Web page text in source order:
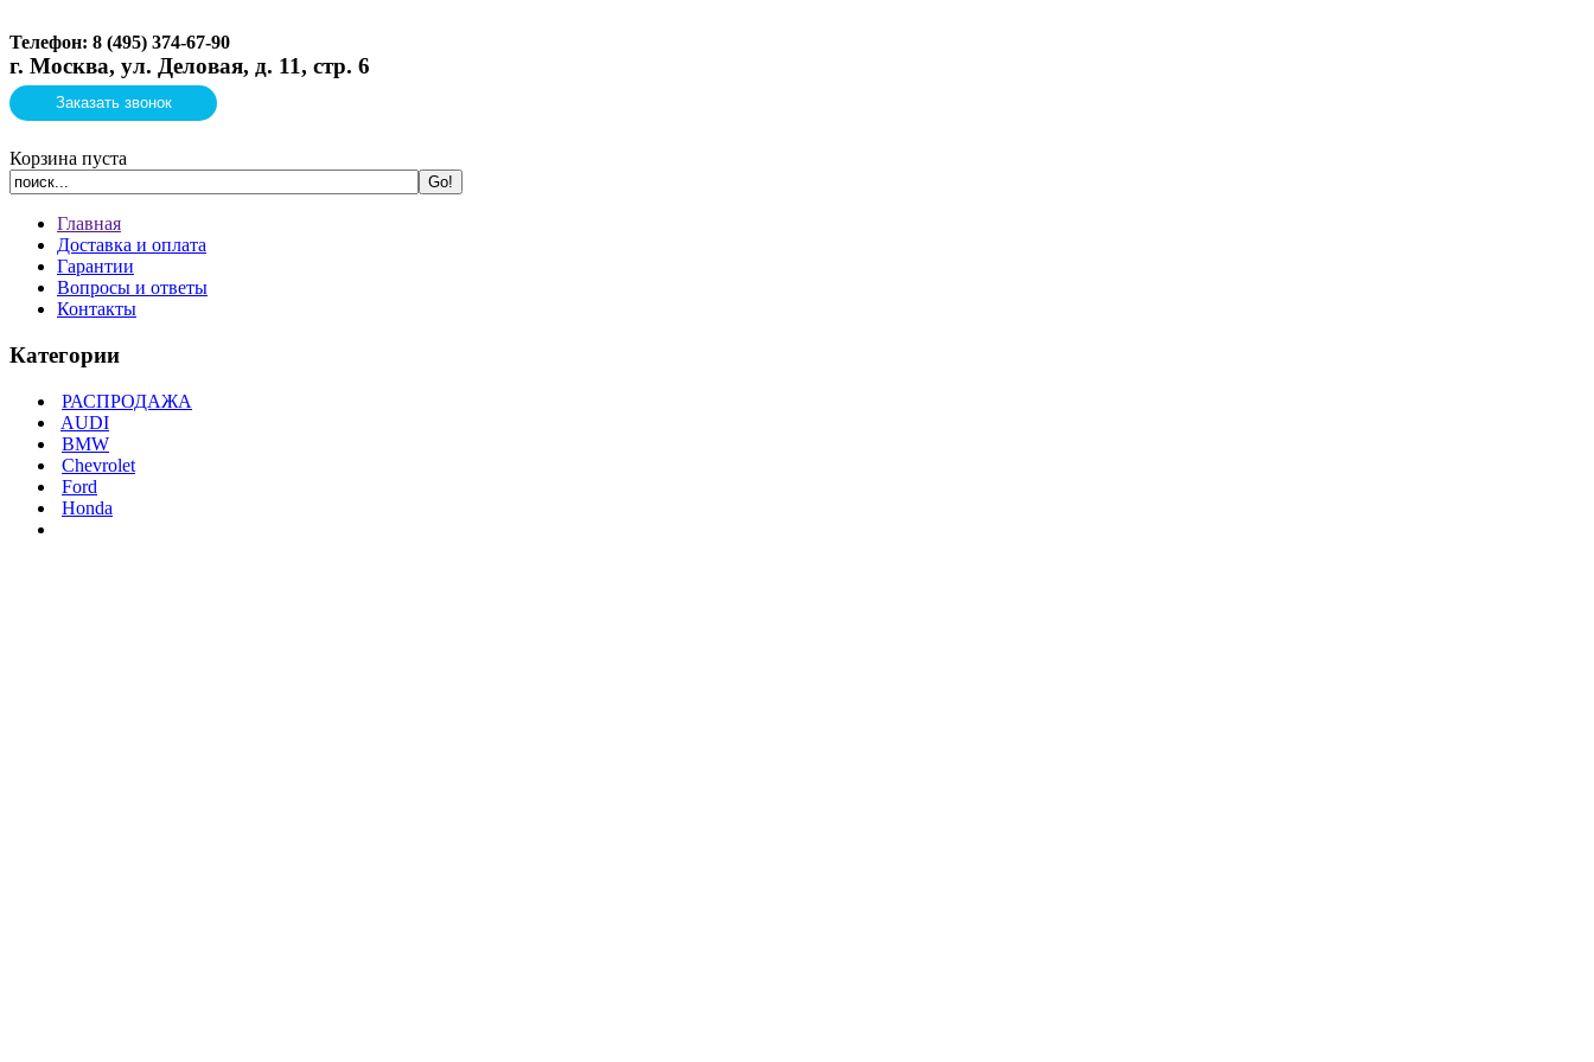
Телефон: 8 (495) 374-67-90
г. Москва, ул. Деловая, д. 11, стр. 6
Заказать звонок
Корзина пуста
Главная
Доставка и оплата
Гарантии
Вопросы и ответы
Контакты
Категории
РАСПРОДАЖА
AUDI
BMW
Chevrolet
Ford
Honda